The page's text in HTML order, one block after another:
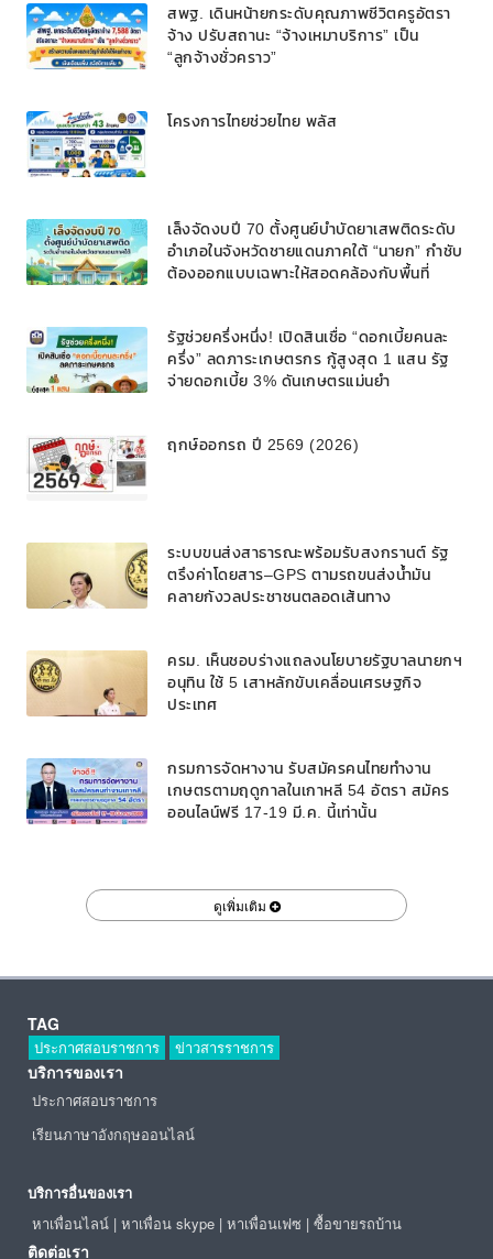
สพฐ. เดินหน้ายกระดับคุณภาพชีวิตครูอัตรา
จ้าง ปรับสถานะ “จ้างเหมาบริการ” เป็น
“ลูกจ้างชั่วคราว”
โครงการไทยช่วยไทย พลัส
เล็งจัดงบปี 70 ตั้งศูนย์บำบัดยาเสพติดระดับ
อำเภอในจังหวัดชายแดนภาคใต้ “นายก” กำชับ
ต้องออกแบบเฉพาะให้สอดคล้องกับพื้นที่
รัฐช่วยครึ่งหนึ่ง! เปิดสินเชื่อ “ดอกเบี้ยคนละ
ครึ่ง” ลดภาระเกษตรกร กู้สูงสุด 1 แสน รัฐ
จ่ายดอกเบี้ย 3% ดันเกษตรแม่นยำ
ฤกษ์ออกรถ ปี 2569 (2026)
ระบบขนส่งสาธารณะพร้อมรับสงกรานต์ รัฐ
ตรึงค่าโดยสาร–GPS ตามรถขนส่งน้ำมัน
คลายกังวลประชาชนตลอดเส้นทาง
ครม. เห็นชอบร่างแถลงนโยบายรัฐบาลนายกฯ
อนุทิน ใช้ 5 เสาหลักขับเคลื่อนเศรษฐกิจ
ประเทศ
กรมการจัดหางาน รับสมัครคนไทยทำงาน
เกษตรตามฤดูกาลในเกาหลี 54 อัตรา สมัคร
ออนไลน์ฟรี 17-19 มี.ค. นี้เท่านั้น
ดูเพิ่มเติม
TAG
ประกาศสอบราชการ ข่าวสารราชการ
บริการของเรา
ประกาศสอบราชการ
เรียนภาษาอังกฤษออนไลน์
บริการอื่นของเรา
หาเพื่อนไลน์ | หาเพื่อน skype | หาเพื่อนเฟซ | ซื้อขายรถบ้าน
ติดต่อเรา